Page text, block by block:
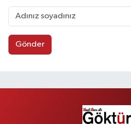
Gönder